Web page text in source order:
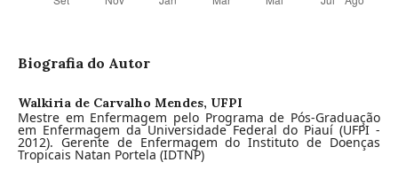
Biografia do Autor
Walkiria de Carvalho Mendes, UFPI
Mestre em Enfermagem pelo Programa de Pós-Graduação
em Enfermagem da Universidade Federal do Piauí (UFPI -
2012). Gerente de Enfermagem do Instituto de Doenças
Tropicais Natan Portela (IDTNP)